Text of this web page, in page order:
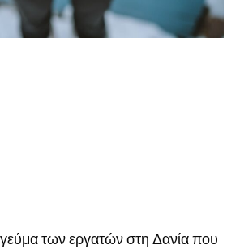
των εργατών στη Δανία που